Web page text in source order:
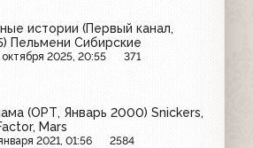
истории (Первый канал,
Пельмени Сибирские
октября 2025, 20:55 371
(ОРТ, Январь 2000) Snickers,
Mars
2021, 01:56 2584